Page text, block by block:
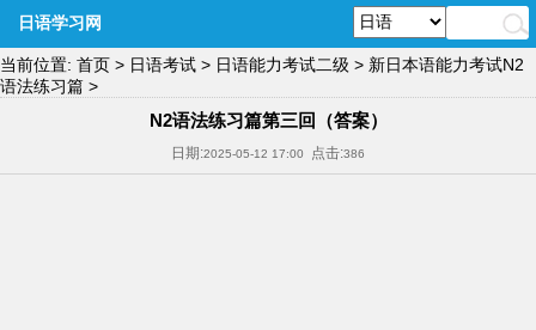
日语学习网
当前位置: 首页 > 日语考试 > 日语能力考试二级 > 新日本语能力考试N2
语法练习篇 >
N2语法练习篇第三回（答案）
日期:2025-05-12 17:00 点击:386